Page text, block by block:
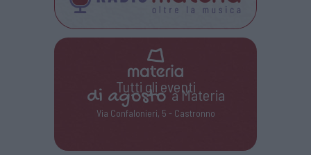
Tutti gli eventi
di agostoa Materia
Via Confalonieri, 5 - Castronno